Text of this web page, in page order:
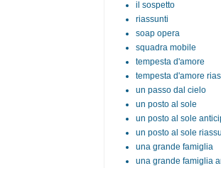
il sospetto
riassunti
soap opera
squadra mobile
tempesta d'amore
tempesta d'amore
un passo dal cielo
un posto al sole
un posto al sole
un posto al sole
una grande famiglia
una grande famiglia